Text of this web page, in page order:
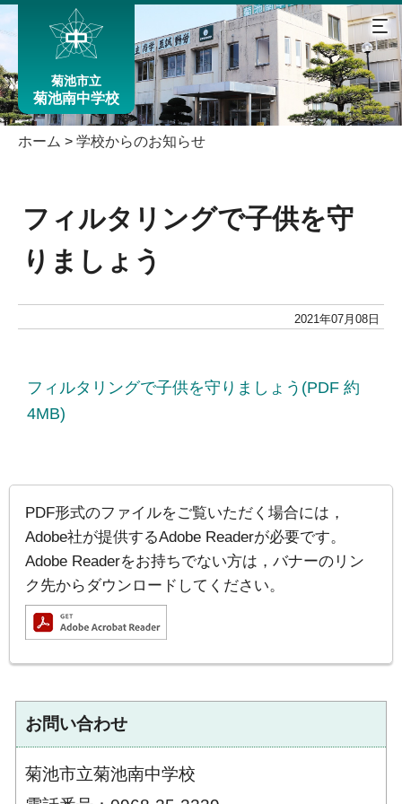
菊池市立
菊池南中学校
ホーム > 学校からのお知らせ
フィルタリングで子供を守
りましょう
2021年07月08日
フィルタリングで子供を守りましょう(PDF 約
4MB)
PDF形式のファイルをご覧いただく場合には，
Adobe社が提供するAdobe Readerが必要です。
Adobe Readerをお持ちでない方は，バナーのリン
ク先からダウンロードしてください。
お問い合わせ
菊池市立菊池南中学校